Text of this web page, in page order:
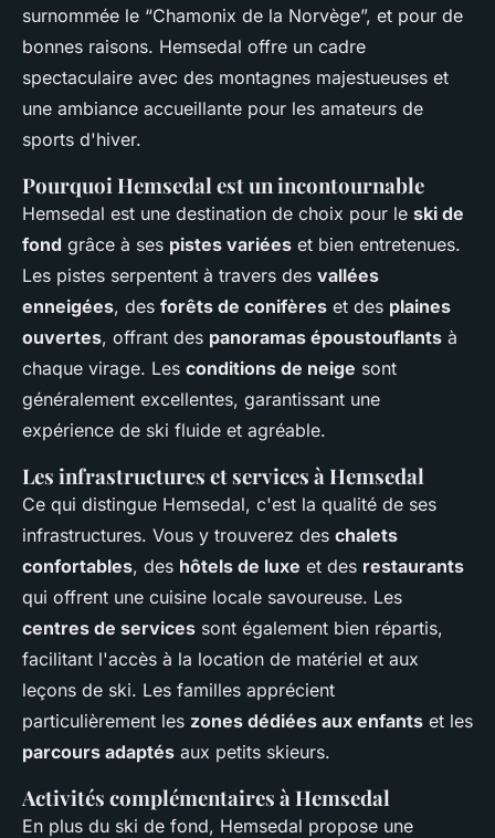
surnommée le “Chamonix de la Norvège”, et pour de
bonnes raisons. Hemsedal offre un cadre
spectaculaire avec des montagnes majestueuses et
une ambiance accueillante pour les amateurs de
sports d'hiver.
Pourquoi Hemsedal est un incontournable
Hemsedal est une destination de choix pour le ski de
fond grâce à ses pistes variées et bien entretenues.
Les pistes serpentent à travers des vallées
enneigées, des forêts de conifères et des plaines
ouvertes, offrant des panoramas époustouflants à
chaque virage. Les conditions de neige sont
généralement excellentes, garantissant une
expérience de ski fluide et agréable.
Les infrastructures et services à Hemsedal
Ce qui distingue Hemsedal, c'est la qualité de ses
infrastructures. Vous y trouverez des chalets
confortables, des hôtels de luxe et des restaurants
qui offrent une cuisine locale savoureuse. Les
centres de services sont également bien répartis,
facilitant l'accès à la location de matériel et aux
leçons de ski. Les familles apprécient
particulièrement les zones dédiées aux enfants et les
parcours adaptés aux petits skieurs.
Activités complémentaires à Hemsedal
En plus du ski de fond, Hemsedal propose une